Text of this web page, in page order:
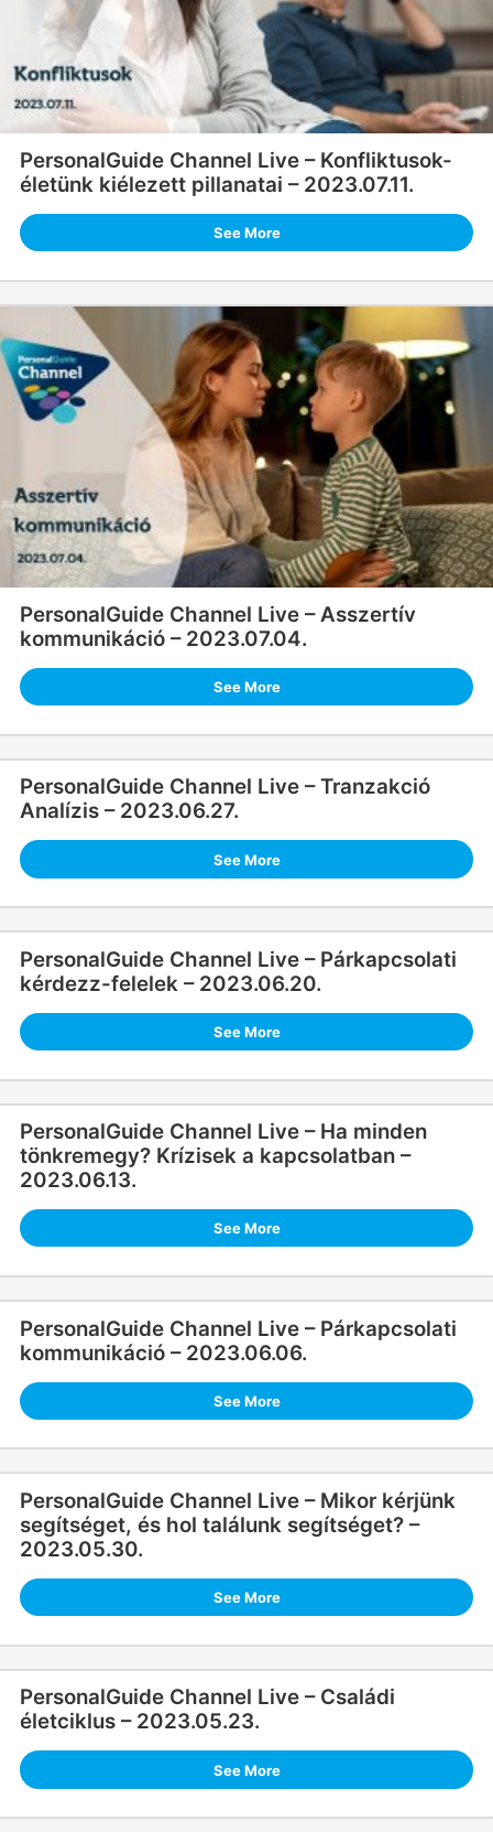
PersonalGuide Channel Live – Konfliktusok-
életünk kiélezett pillanatai – 2023.07.11.
See More
PersonalGuide Channel Live – Asszertív
kommunikáció – 2023.07.04.
See More
PersonalGuide Channel Live – Tranzakció
Analízis – 2023.06.27.
See More
PersonalGuide Channel Live – Párkapcsolati
kérdezz-felelek – 2023.06.20.
See More
PersonalGuide Channel Live – Ha minden
tönkremegy? Krízisek a kapcsolatban –
2023.06.13.
See More
PersonalGuide Channel Live – Párkapcsolati
kommunikáció – 2023.06.06.
See More
PersonalGuide Channel Live – Mikor kérjünk
segítséget, és hol találunk segítséget? –
2023.05.30.
See More
PersonalGuide Channel Live – Családi
életciklus – 2023.05.23.
See More